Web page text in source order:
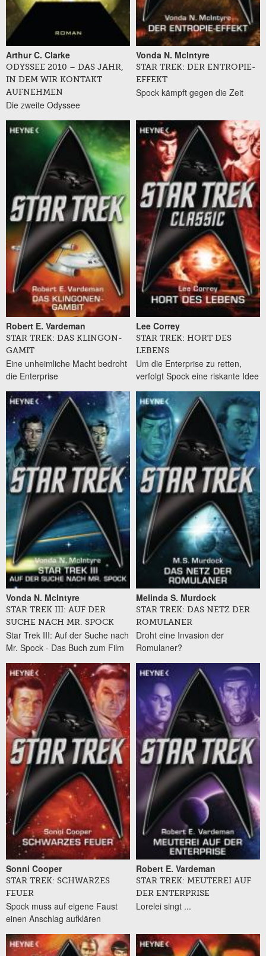
Arthur C. Clarke
ODYSSEE 2010 – DAS JAHR,
IN DEM WIR KONTAKT
AUFNEHMEN
Die zweite Odyssee
Vonda N. McIntyre
STAR TREK: DER ENTROPIE-
EFFEKT
Spock kämpft gegen die Zeit
Robert E. Vardeman
STAR TREK: DAS KLINGON-
GAMIT
Eine unheimliche Macht bedroht
die Enterprise
Lee Correy
STAR TREK: HORT DES
LEBENS
Um die Enterprise zu retten,
verfolgt Spock eine riskante Idee
Vonda N. McIntyre
STAR TREK III: AUF DER
SUCHE NACH MR. SPOCK
Star Trek III: Auf der Suche nach
Mr. Spock - Das Buch zum Film
Melinda S. Murdock
STAR TREK: DAS NETZ DER
ROMULANER
Droht eine Invasion der
Romulaner?
Sonni Cooper
STAR TREK: SCHWARZES
FEUER
Spock muss auf eigene Faust
einen Anschlag aufklären
Robert E. Vardeman
STAR TREK: MEUTEREI AUF
DER ENTERPRISE
Lorelei singt ...